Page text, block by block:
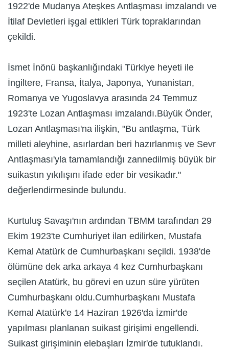
1922'de Mudanya Ateşkes Antlaşması imzalandı ve
İtilaf Devletleri işgal ettikleri Türk topraklarından
çekildi.
İsmet İnönü başkanlığındaki Türkiye heyeti ile
İngiltere, Fransa, İtalya, Japonya, Yunanistan,
Romanya ve Yugoslavya arasında 24 Temmuz
1923'te Lozan Antlaşması imzalandı.Büyük Önder,
Lozan Antlaşması'na ilişkin, "Bu antlaşma, Türk
milleti aleyhine, asırlardan beri hazırlanmış ve Sevr
Antlaşması'yla tamamlandığı zannedilmiş büyük bir
suikastın yıkılışını ifade eder bir vesikadır."
değerlendirmesinde bulundu.
Kurtuluş Savaşı'nın ardından TBMM tarafından 29
Ekim 1923'te Cumhuriyet ilan edilirken, Mustafa
Kemal Atatürk de Cumhurbaşkanı seçildi. 1938'de
ölümüne dek arka arkaya 4 kez Cumhurbaşkanı
seçilen Atatürk, bu görevi en uzun süre yürüten
Cumhurbaşkanı oldu.Cumhurbaşkanı Mustafa
Kemal Atatürk'e 14 Haziran 1926'da İzmir'de
yapılması planlanan suikast girişimi engellendi.
Suikast girişiminin elebaşları İzmir'de tutuklandı.